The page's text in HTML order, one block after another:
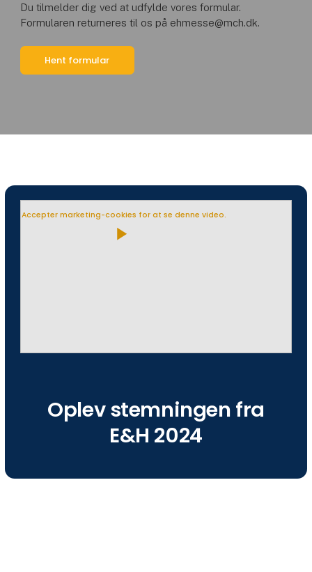
Du tilmelder dig ved at udfylde vores formular.
Formularen returneres til os på ehmesse@mch.dk.
Hent formular
Accepter marketing-cookies for at se denne video.
play_arrow
Oplev stemningen fra
E&H 2024